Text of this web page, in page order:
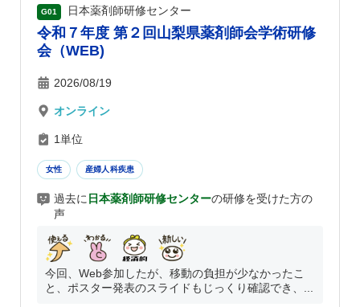
G01 日本薬剤師研修センター
令和７年度 第２回山梨県薬剤師会学術研修
会（WEB)
2026/08/19
オンライン
1単位
女性 産婦人科疾患
過去に 日本薬剤師研修センターの研修を受けた方の
声
今回、Web参加したが、移動の負担が少なかったこ
と、ポスター発表のスライドもじっくり確認でき、...